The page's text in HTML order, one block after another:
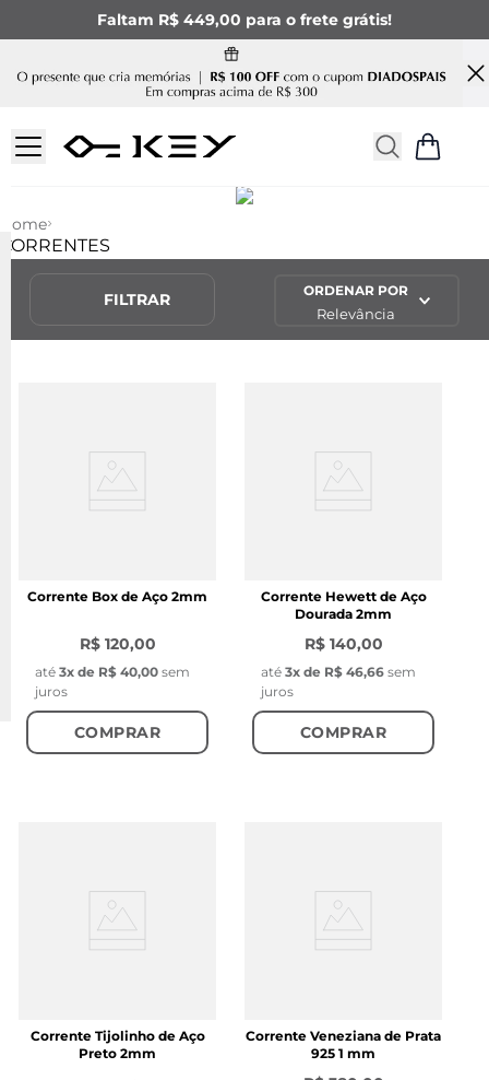
Faltam R$ 449,00 para o frete grátis!
COLARES MASCULINOS DE
Home
CORRENTES
FILTRAR ORDENAR POR
Relevância
Corrente Box de Aço 2mm
R$ 120,00
até 3x de R$ 40,00 sem
juros
COMPRAR
Corrente Hewett de Aço
Dourada 2mm
R$ 140,00
até 3x de R$ 46,66 sem
juros
COMPRAR
Corrente Tijolinho de Aço
Preto 2mm
Corrente Veneziana de Prata
925 1 mm